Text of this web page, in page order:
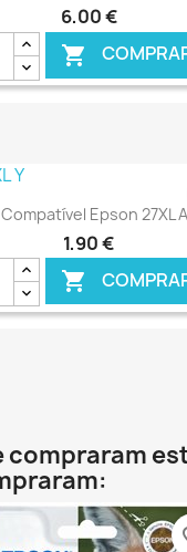
6,00 €

Epson 27XL
1,90 €

compraram